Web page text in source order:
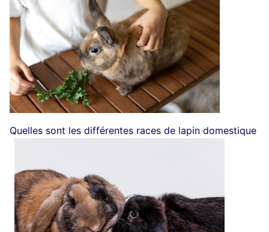
Quelles sont les différentes races de lapin domestique